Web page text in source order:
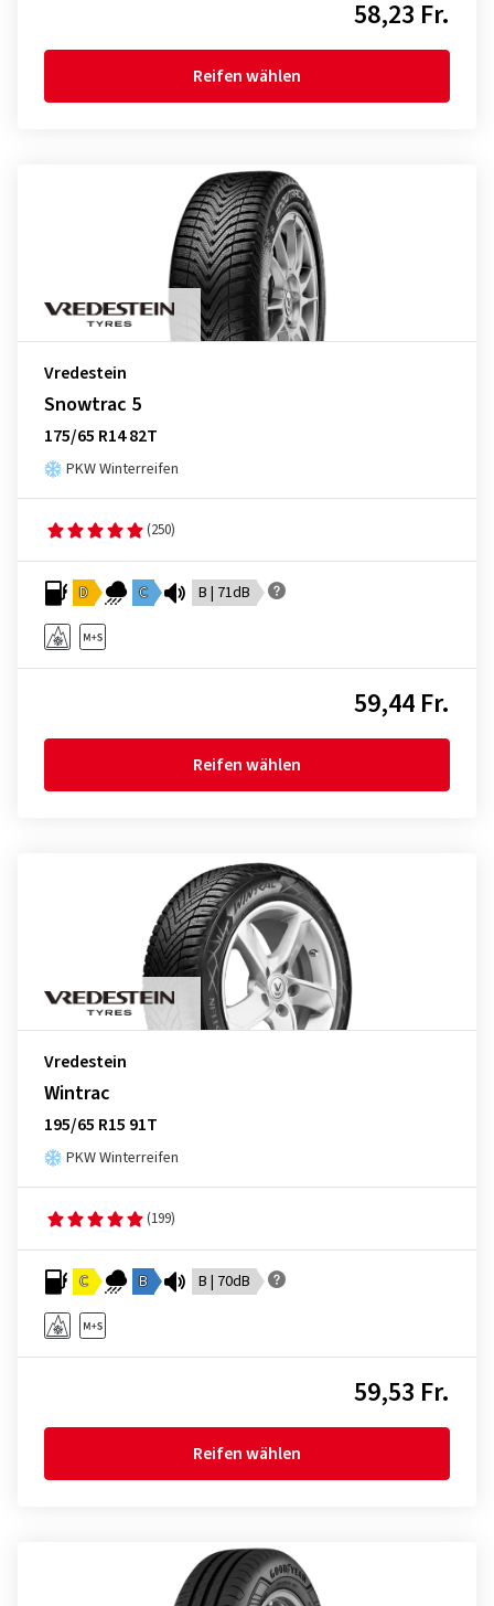
58,23 Fr.
Reifen wählen
Vredestein
Snowtrac 5
175/65 R14 82T
PKW Winterreifen
(250)
D C B | 71dB
59,44 Fr.
Reifen wählen
Vredestein
Wintrac
195/65 R15 91T
PKW Winterreifen
(199)
C B B | 70dB
59,53 Fr.
Reifen wählen